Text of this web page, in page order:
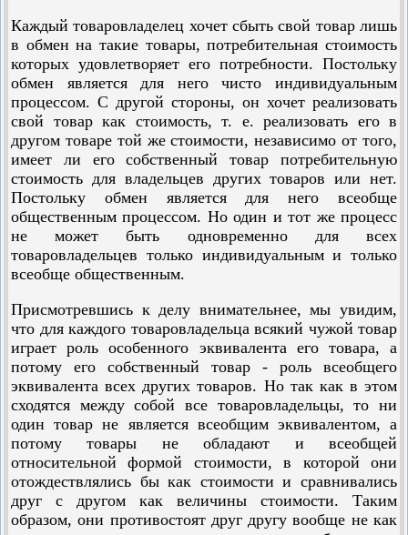
Каждый товаровладелец хочет сбыть свой товар лишь
в обмен на такие товары, потребительная стоимость
которых удовлетворяет его потребности. Постольку
обмен является для него чисто индивидуальным
процессом. С другой стороны, он хочет реализовать
свой товар как стоимость, т. е. реализовать его в
другом товаре той же стоимости, независимо от того,
имеет ли его собственный товар потребительную
стоимость для владельцев других товаров или нет.
Постольку обмен является для него всеобще
общественным процессом. Но один и тот же процесс
не может быть одновременно для всех
товаровладельцев только индивидуальным и только
всеобще общественным.
Присмотревшись к делу внимательнее, мы увидим,
что для каждого товаровладельца всякий чужой товар
играет роль особенного эквивалента его товара, а
потому его собственный товар - роль всеобщего
эквивалента всех других товаров. Но так как в этом
сходятся между собой все товаровладельцы, то ни
один товар не является всеобщим эквивалентом, а
потому товары не обладают и всеобщей
относительной формой стоимости, в которой они
отождествлялись бы как стоимости и сравнивались
друг с другом как величины стоимости. Таким
образом, они противостоят друг другу вообще не как